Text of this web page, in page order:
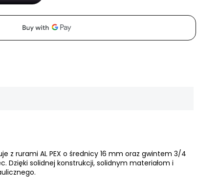
z rurami AL PEX o średnicy 16 mm oraz gwintem 3/4
Dzięki solidnej konstrukcji, solidnym materiałom i